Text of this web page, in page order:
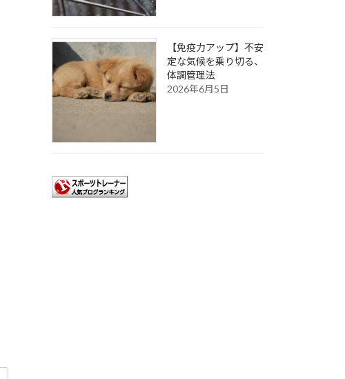
【免疫力アップ】不安
定な気候を乗り切る、
体調管理法
2026年6月5日